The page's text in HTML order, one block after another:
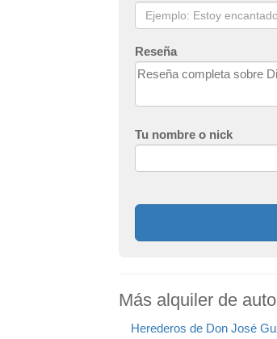
Reseña
Tu nombre o nick
Más alquiler de
Herederos de Don José